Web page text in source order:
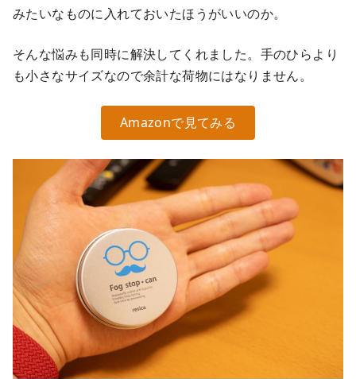
みたいなものに入れておいたほうがいいのか。
そんな悩みも同時に解決してくれました。手のひらより
も小さなサイズなので余計な荷物にはなりません。
Amazonで見てみる